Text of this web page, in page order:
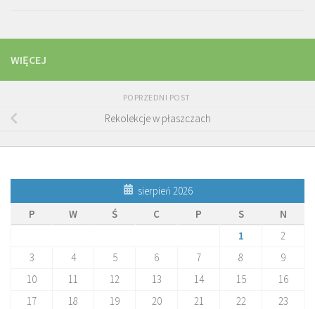
WIĘCEJ
POPRZEDNI POST
Rekolekcje w płaszczach
sierpień 2026
P
W Ś C P S
N
1
2
3
4 5 6 7 8
9
10
11 12 13 14 15
16
17
18 19 20 21 22
23